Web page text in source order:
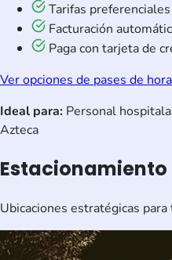
Tarifas preferenciales
Facturación
Paga con tarjeta de
Ver opciones de pases de
Ideal para: Personal
Azteca
Estacionamiento
Ubicaciones estratégicas